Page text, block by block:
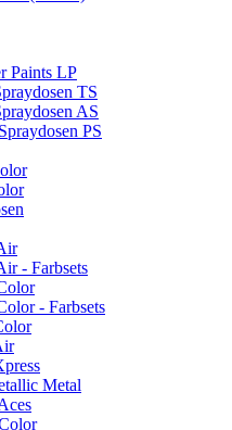
Paints LP
TS
AS
PS
- Farbsets
- Farbsets
Metal